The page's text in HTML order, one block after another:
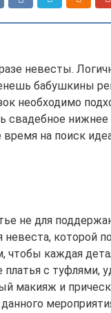
невесты.
бабушкины
необходимо
свадебное нижнее
на поиск
не для
которой
чтобы каждая
с туфлями,
макияж и